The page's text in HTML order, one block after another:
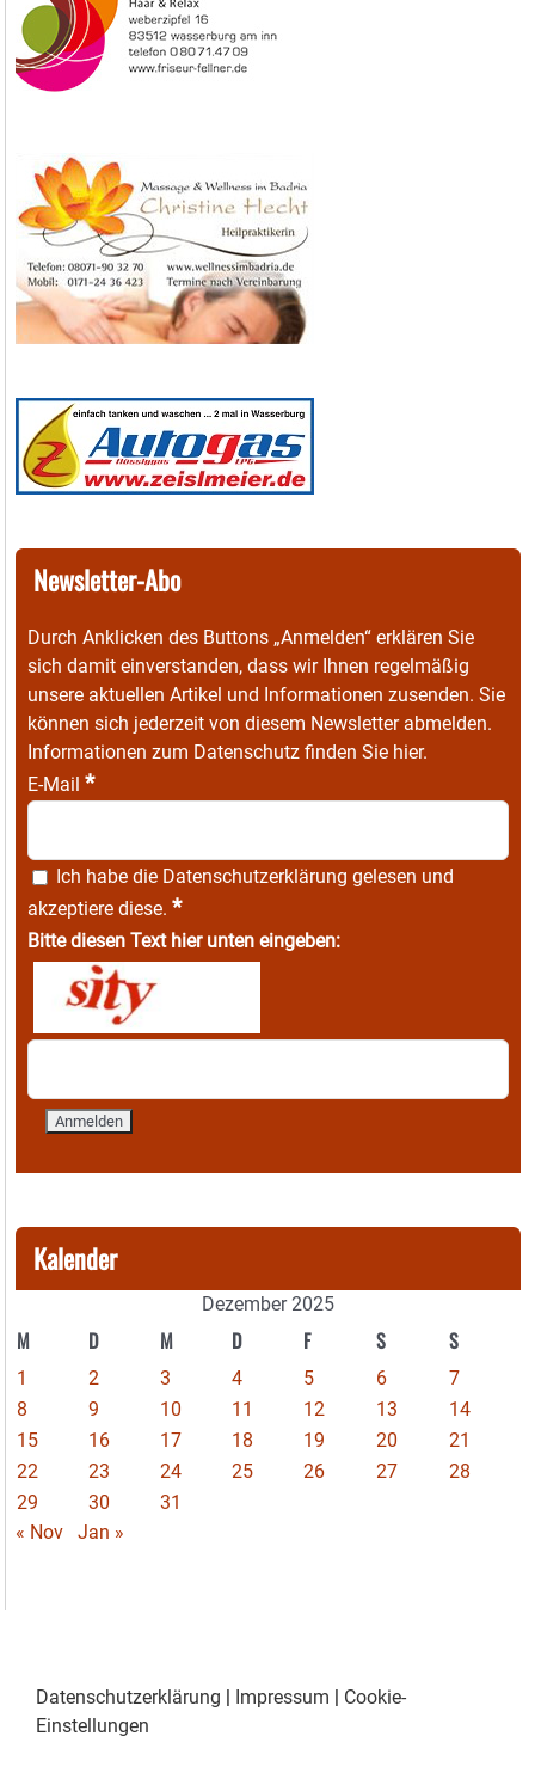
Newsletter-Abo
Durch Anklicken des Buttons „Anmelden“ erklären Sie
sich damit einverstanden, dass wir Ihnen regelmäßig
unsere aktuellen Artikel und Informationen zusenden. Sie
können sich jederzeit von diesem Newsletter abmelden.
Informationen zum Datenschutz finden Sie hier.
E-Mail *
Ich habe die Datenschutzerklärung gelesen und
akzeptiere diese. *
Bitte diesen Text hier unten eingeben:
Kalender
Dezember 2025
M D M D F S S
1 2 3 4 5 6
7
8
9 10 11 12 13
14
15
16 17 18 19 20
21
22
23 24 25 26 27
28
29
30
31
« Nov
Jan »
Datenschutzerklärung | Impressum | Cookie-
Einstellungen